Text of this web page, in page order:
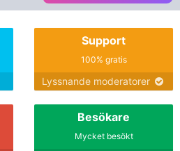
Support
100% gratis
Lyssnande moderatorer
Besökare
Mycket besökt